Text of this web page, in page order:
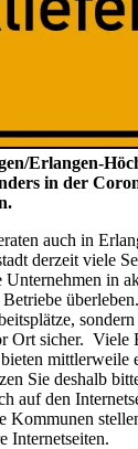
Erlangen-
in der
auch in
derzeit viele
in
sondern
Ort sicher. Viele
mittlerweile
Sie deshalb
auf den
Kommunen
Internetseiten.